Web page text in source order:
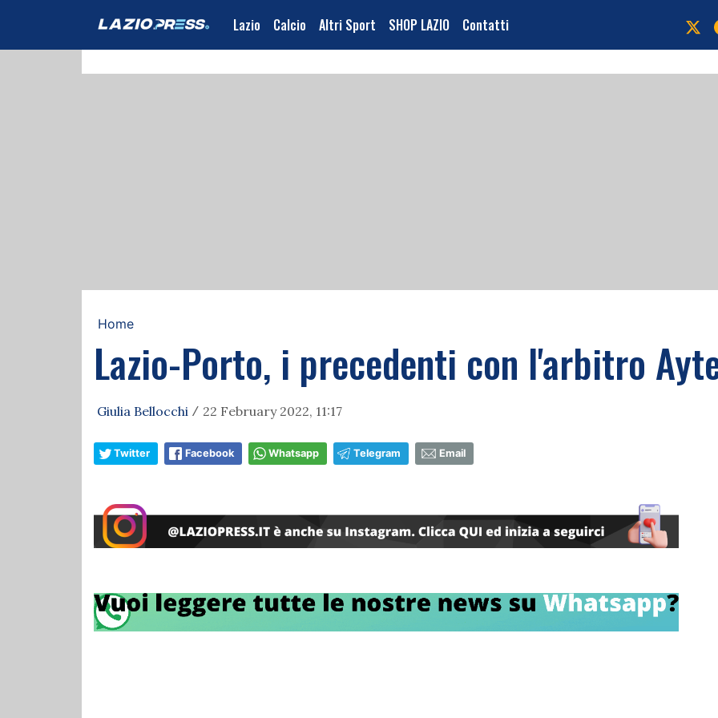
Lazio Calcio Altri Sport SHOP LAZIO Contatti
Home
Lazio-Porto, i precedenti con l'arbitro
Giulia Bellocchi / 22 February 2022, 11:17
Twitter Facebook Whatsapp Telegram Email